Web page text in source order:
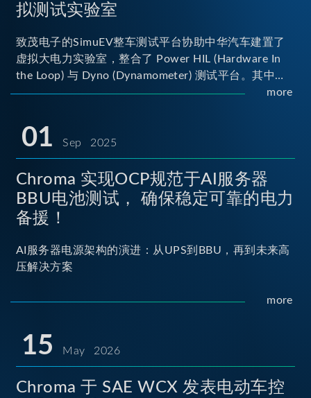
拟测试实验室
致茂电子的SimuEV整车测试平台协助中华汽车建置了
虚拟大电力实验室，整合了 Power HIL (Hardware In
the Loop) 与 Dyno (Dynamometer) 测试平台。其中
Power HIL 建立OBC (Onboard Charger) 与 DC/DC转
马达待测物重现车辆行驶时的负载工况...
more
01 Sep 2025
Chroma 实现OCP规范于AI服务器
BBU电池测试， 确保稳定可靠的电力
备援！
AI服务器电源架构的演进：从UPS到BBU，再到未来高
压解决方案
more
15 May 2026
Chroma 于 SAE WCX 发表电动车控